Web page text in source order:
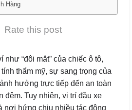
Hàng
Rate this post
“đôi mắt” của chiếc ô tô,
thẩm mỹ, sự sang trọng của
hưởng trực tiếp đến an toàn
đêm. Tuy nhiên, vị trí đầu xe
nơi hứng chịu nhiều tác động